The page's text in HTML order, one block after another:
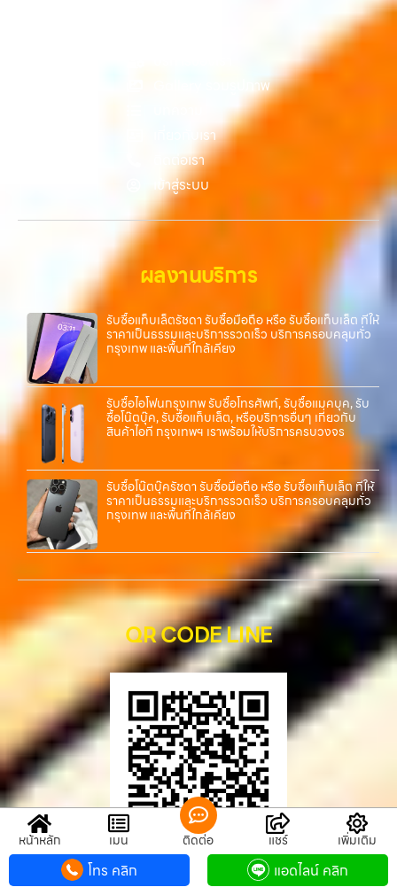
ลาดพร้าว, รัชดา, บางรัก, แจ้งวัฒนะ, บางแค, วัชรพล, รามอินทรา, บางนา,
บางพลี, เกษตรนวมินทร์, เสนานิคม, วังหิน อย่างเต็มที่ ไม่ว่าคุณจะค้นหาคำ
ว่า “รับซื้อมือถือใกล้ฉัน”, “รับซื้อโทรศัพท์มือสองกรุงเทพ”, “ขาย iPad ได้
ราคา”, “รับซื้อแท็บเล็ต กรุงเทพถึงที่”, หรือ “รับซื้อ Samsung มือสอง
ราคาสูง” — ที่นี่คือคำตอบ เพราะบริการของเรามุ่งตรงให้คุณได้รับราคาและ
ความสะดวกสบายที่เหนือกว่า เลือกเราแล้วคุณจะได้บริการที่คุณไว้วางใจ
พร้อมทีมงานที่พร้อมอำนวยความสะดวก นัดรับถึงที่ ตรวจสภาพอย่างมือ
อาชีพ และจ่ายเงินทันที ทั้งหมดนี้เพื่อให้การขายอุปกรณ์ของคุณเป็นเรื่อง
ง่ายขึ้น ดีกว่า รวดเร็วกว่า และคุ้มค่ากว่า ทำไมต้องเลือกเรา ผู้เชี่ยวชาญด้าน
การให้บริการ รับซื้อมือถือ iPhone, Samsung, ไอแพด แท็บเล็ตทุกยี่ห้อ ใน
ราคาสูง พร้อมจ่ายเงินทันที โดยเน้นบริการในพื้นที่ ลาดพร้าว, รัชดา,
บางรัก, แจ้งวัฒนะ, บางแค, วัชรพล, รามอินทรา, รวมถึง บางนา, บางพลี,
เกษตรนวมินทร์, เสนานิคม, วังหินไม่ว่าคุณจะต้องการ รับซื้อโทรศัพท์, รับ
ซื้อแมคบุค, รับซื้อโน๊ตบุ๊ค, รับซื้อแท็บเล็ต, หรือบริการอื่นๆ เกี่ยวกับสินค้า
ไอที กรุงเทพฯ – เราพร้อมให้บริการครบวงจร บริการของเรา เราให้บริการ
แบบครบวงจรสำหรับลูกค้าที่ต้องการขายอุปกรณ์ไอที ไม่ว่าจะเป็น:…
Gallery รวมรูปภาพ
เกี่ยวกับเรา
ติดต่อเรา
เข้าสู่ระบบ
ผลงานบริการ
รับซื้อแท็บเล็ตรัชดา รับซื้อมือถือ หรือ รับซื้อแท็บเล็ต ที่ให้
ราคาเป็นธรรมและบริการรวดเร็ว บริการครอบคลุมทั่ว
กรุงเทพ และพื้นที่ใกล้เคียง
รับซื้อไอโฟนกรุงเทพ รับซื้อโทรศัพท์, รับซื้อแมคบุค, รับ
ซื้อโน๊ตบุ๊ค, รับซื้อแท็บเล็ต, หรือบริการอื่นๆ เกี่ยวกับ
สินค้าไอที กรุงเทพฯ เราพร้อมให้บริการครบวงจร
รับซื้อโน๊ตบุ๊ครัชดา รับซื้อมือถือ หรือ รับซื้อแท็บเล็ต ที่ให้
ราคาเป็นธรรมและบริการรวดเร็ว บริการครอบคลุมทั่ว
กรุงเทพ และพื้นที่ใกล้เคียง
QR CODE LINE
QR CODE LINE
หน้าหลัก เมนู ติดต่อ แชร์ เพิ่มเติม
โทร คลิก แอดไลน์ คลิก